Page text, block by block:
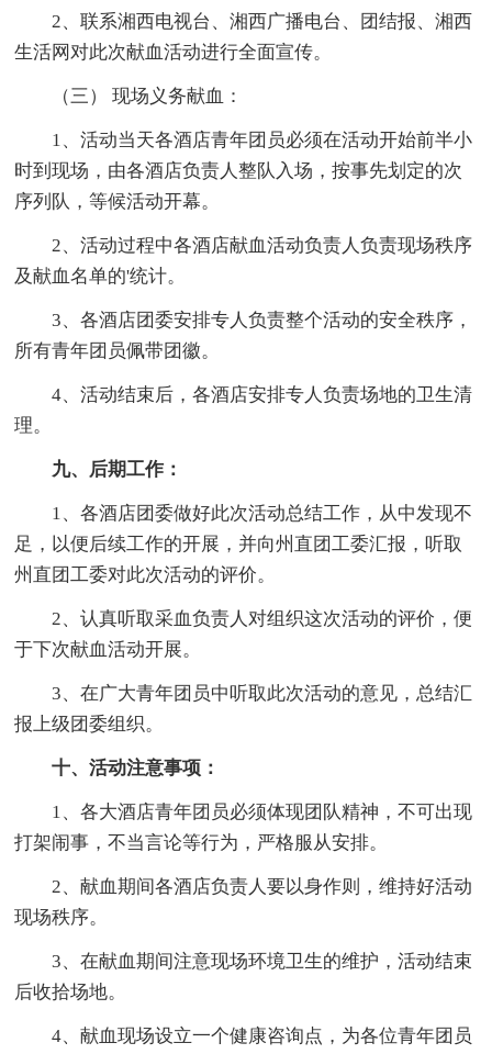
2、联系湘西电视台、湘西广播电台、团结报、湘西
生活网对此次献血活动进行全面宣传。
（三） 现场义务献血：
1、活动当天各酒店青年团员必须在活动开始前半小
时到现场，由各酒店负责人整队入场，按事先划定的次
序列队，等候活动开幕。
2、活动过程中各酒店献血活动负责人负责现场秩序
及献血名单的'统计。
3、各酒店团委安排专人负责整个活动的安全秩序，
所有青年团员佩带团徽。
4、活动结束后，各酒店安排专人负责场地的卫生清
理。
九、后期工作：
1、各酒店团委做好此次活动总结工作，从中发现不
足，以便后续工作的开展，并向州直团工委汇报，听取
州直团工委对此次活动的评价。
2、认真听取采血负责人对组织这次活动的评价，便
于下次献血活动开展。
3、在广大青年团员中听取此次活动的意见，总结汇
报上级团委组织。
十、活动注意事项：
1、各大酒店青年团员必须体现团队精神，不可出现
打架闹事，不当言论等行为，严格服从安排。
2、献血期间各酒店负责人要以身作则，维持好活动
现场秩序。
3、在献血期间注意现场环境卫生的维护，活动结束
后收拾场地。
4、献血现场设立一个健康咨询点，为各位青年团员